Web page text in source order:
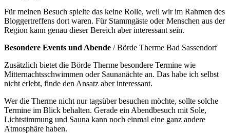
Für meinen Besuch spielte das keine Rolle, weil wir im Rahmen des
Bloggertreffens dort waren. Für Stammgäste oder Menschen aus der
Region kann genau dieser Bereich aber interessant sein.
Besondere Events und Abende / Börde Therme Bad Sassendorf
Zusätzlich bietet die Börde Therme besondere Termine wie
Mitternachtsschwimmen oder Saunanächte an. Das habe ich selbst
nicht erlebt, finde den Ansatz aber interessant.
Wer die Therme nicht nur tagsüber besuchen möchte, sollte solche
Termine im Blick behalten. Gerade ein Abendbesuch mit Sole,
Lichtstimmung und Sauna kann noch einmal eine ganz andere
Atmosphäre haben.